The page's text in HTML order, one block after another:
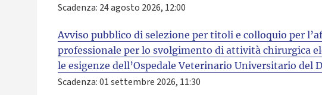
Scadenza: 24 agosto 2026, 12:00
Avviso pubblico di selezione per titoli e colloquio per
professionale per lo svolgimento di attività chirurgica
le esigenze dell’Ospedale Veterinario Universitario del
Scadenza: 01 settembre 2026, 11:30